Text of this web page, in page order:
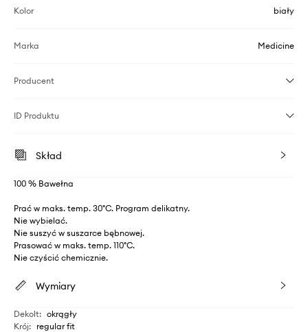
Kolor biały
Marka Medicine
Producent
ID Produktu
Skład
100 % Bawełna
Prać w maks. temp. 30°C. Program delikatny.
Nie wybielać.
Nie suszyć w suszarce bębnowej.
Prasować w maks. temp. 110°C.
Nie czyścić chemicznie.
Wymiary
Dekolt: okrągły
Krój: regular fit